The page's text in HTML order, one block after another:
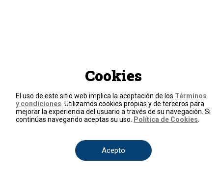
Cookies
El uso de este sitio web implica la aceptación de los Términos
y condiciones . Utilizamos cookies propias y de terceros para
mejorar la experiencia del usuario a través de su navegación. Si
continúas navegando aceptas su uso.
Política de Cookies
Acepto